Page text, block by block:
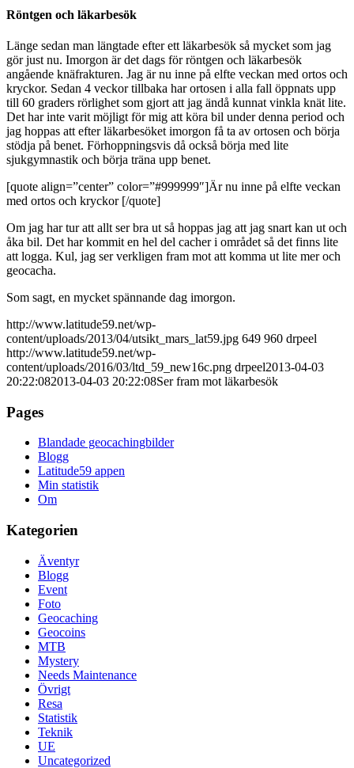
Röntgen och läkarbesök
Länge sedan man längtade efter ett läkarbesök så mycket som jag
gör just nu. Imorgon är det dags för röntgen och läkarbesök
angående knäfrakturen. Jag är nu inne på elfte veckan med ortos och
kryckor. Sedan 4 veckor tillbaka har ortosen i alla fall öppnats upp
till 60 graders rörlighet som gjort att jag ändå kunnat vinkla knät lite.
Det har inte varit möjligt för mig att köra bil under denna period och
jag hoppas att efter läkarbesöket imorgon få ta av ortosen och börja
stödja på benet. Förhoppningsvis då också börja med lite
sjukgymnastik och börja träna upp benet.
[quote align=”center” color=”#999999″]Är nu inne på elfte veckan
med ortos och kryckor [/quote]
Om jag har tur att allt ser bra ut så hoppas jag att jag snart kan ut och
åka bil. Det har kommit en hel del cacher i området så det finns lite
att logga. Kul, jag ser verkligen fram mot att komma ut lite mer och
geocacha.
Som sagt, en mycket spännande dag imorgon.
http://www.latitude59.net/wp-
content/uploads/2013/04/utsikt_mars_lat59.jpg 649 960 drpeel
http://www.latitude59.net/wp-
content/uploads/2016/03/ltd_59_new16c.png drpeel2013-04-03
20:22:082013-04-03 20:22:08Ser fram mot läkarbesök
Pages
Blandade geocachingbilder
Blogg
Latitude59 appen
Min statistik
Om
Kategorien
Äventyr
Blogg
Event
Foto
Geocaching
Geocoins
MTB
Mystery
Needs Maintenance
Övrigt
Resa
Statistik
Teknik
UE
Uncategorized